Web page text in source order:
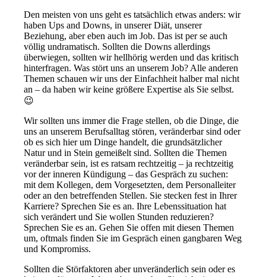
Den meisten von uns geht es tatsächlich etwas anders: wir
haben Ups and Downs, in unserer Diät, unserer
Beziehung, aber eben auch im Job. Das ist per se auch
völlig undramatisch. Sollten die Downs allerdings
überwiegen, sollten wir hellhörig werden und das kritisch
hinterfragen. Was stört uns an unserem Job? Alle anderen
Themen schauen wir uns der Einfachheit halber mal nicht
an – da haben wir keine größere Expertise als Sie selbst.
😉
Wir sollten uns immer die Frage stellen, ob die Dinge, die
uns an unserem Berufsalltag stören, veränderbar sind oder
ob es sich hier um Dinge handelt, die grundsätzlicher
Natur und in Stein gemeißelt sind. Sollten die Themen
veränderbar sein, ist es ratsam rechtzeitig – ja rechtzeitig
vor der inneren Kündigung – das Gespräch zu suchen:
mit dem Kollegen, dem Vorgesetzten, dem Personalleiter
oder an den betreffenden Stellen. Sie stecken fest in Ihrer
Karriere? Sprechen Sie es an. Ihre Lebenssituation hat
sich verändert und Sie wollen Stunden reduzieren?
Sprechen Sie es an. Gehen Sie offen mit diesen Themen
um, oftmals finden Sie im Gespräch einen gangbaren Weg
und Kompromiss.
Sollten die Störfaktoren aber unveränderlich sein oder es